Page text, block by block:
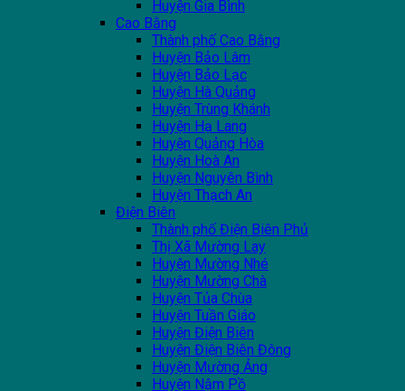
Huyện Gia Bình
Cao Bằng
Thành phố Cao Bằng
Huyện Bảo Lâm
Huyện Bảo Lạc
Huyện Hà Quảng
Huyện Trùng Khánh
Huyện Hạ Lang
Huyện Quảng Hòa
Huyện Hoà An
Huyện Nguyên Bình
Huyện Thạch An
Điện Biên
Thành phố Điện Biên Phủ
Thị Xã Mường Lay
Huyện Mường Nhé
Huyện Mường Chà
Huyện Tủa Chùa
Huyện Tuần Giáo
Huyện Điện Biên
Huyện Điện Biên Đông
Huyện Mường Ảng
Huyện Nậm Pồ